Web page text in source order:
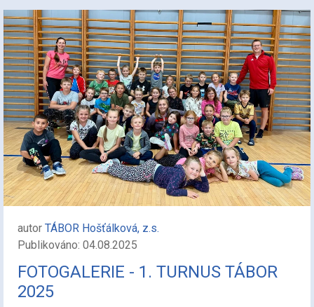
autor TÁBOR Hošťálková, z.s.
Publikováno: 04.08.2025
FOTOGALERIE - 1. TURNUS TÁBOR
2025